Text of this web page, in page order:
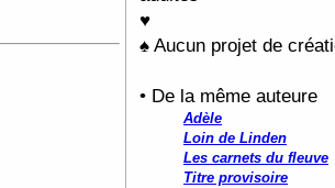
♥
♠ Aucun projet de
• De la même auteure
Adèle
Loin de Linden
Les carnets du fleuve
Titre provisoire